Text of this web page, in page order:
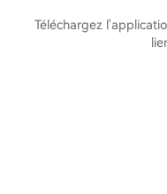
Téléchargez